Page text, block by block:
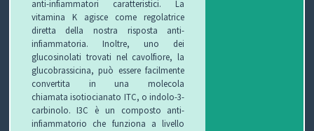
anti-infiammatori caratteristici. La
vitamina K agisce come regolatrice
diretta della nostra risposta anti-
infiammatoria. Inoltre, uno dei
glucosinolati trovati nel cavolfiore, la
glucobrassicina, può essere facilmente
convertita in una molecola
chiamata isotiocianato ITC, o indolo-3-
carbinolo. I3C è un composto anti-
infiammatorio che funziona a livello